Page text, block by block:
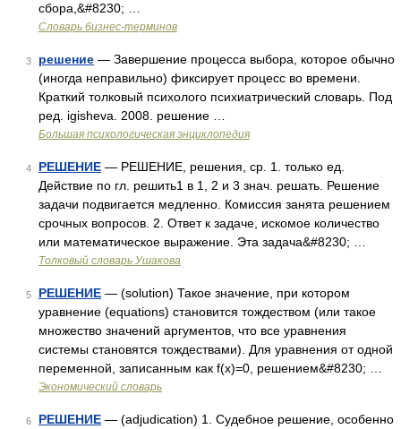
сбора,&#8230; …
Словарь бизнес-терминов
3 решение — Завершение процесса выбора, которое обычно
(иногда неправильно) фиксирует процесс во времени.
Краткий толковый психолого психиатрический словарь. Под
ред. igisheva. 2008. решение …
Большая психологическая энциклопедия
4 РЕШЕНИЕ — РЕШЕНИЕ, решения, ср. 1. только ед.
Действие по гл. решить1 в 1, 2 и 3 знач. решать. Решение
задачи подвигается медленно. Комиссия занята решением
срочных вопросов. 2. Ответ к задаче, искомое количество
или математическое выражение. Эта задача&#8230; …
Толковый словарь Ушакова
5 РЕШЕНИЕ — (solution) Такое значение, при котором
уравнение (equations) становится тождеством (или такое
множество значений аргументов, что все уравнения
системы становятся тождествами). Для уравнения от одной
переменной, записанным как f(x)=0, решением&#8230; …
Экономический словарь
6 РЕШЕНИЕ — (adjudication) 1. Судебное решение, особенно